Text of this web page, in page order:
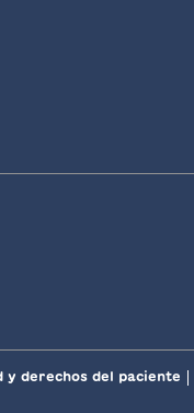
y derechos del paciente